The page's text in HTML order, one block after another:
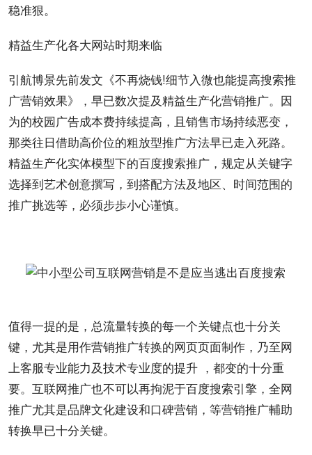
稳准狠。
精益生产化各大网站时期来临
引航博景先前发文《不再烧钱!细节入微也能提高搜索推
广营销效果》，早已数次提及精益生产化营销推广。因
为的校园广告成本费持续提高，且销售市场持续恶变，
那类往日借助高价位的粗放型推广方法早已走入死路。
精益生产化实体模型下的百度搜索推广，规定从关键字
选择到艺术创意撰写，到搭配方法及地区、时间范围的
推广挑选等，必须步歩小心谨慎。
值得一提的是，总流量转换的每一个关键点也十分关
键，尤其是用作营销推广转换的网页页面制作，乃至网
上客服专业能力及技术专业度的提升 ，都变的十分重
要。互联网推广也不可以再拘泥于百度搜索引擎，全网
推广尤其是品牌文化建设和口碑营销，等营销推广輔助
转换早已十分关键。